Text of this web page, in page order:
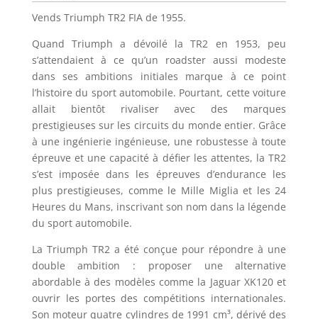
Vends Triumph TR2 FIA de 1955.
Quand Triumph a dévoilé la TR2 en 1953, peu
s’attendaient à ce qu’un roadster aussi modeste
dans ses ambitions initiales marque à ce point
l’histoire du sport automobile. Pourtant, cette voiture
allait bientôt rivaliser avec des marques
prestigieuses sur les circuits du monde entier. Grâce
à une ingénierie ingénieuse, une robustesse à toute
épreuve et une capacité à défier les attentes, la TR2
s’est imposée dans les épreuves d’endurance les
plus prestigieuses, comme le Mille Miglia et les 24
Heures du Mans, inscrivant son nom dans la légende
du sport automobile.
La Triumph TR2 a été conçue pour répondre à une
double ambition : proposer une alternative
abordable à des modèles comme la Jaguar XK120 et
ouvrir les portes des compétitions internationales.
Son moteur quatre cylindres de 1991 cm³, dérivé des